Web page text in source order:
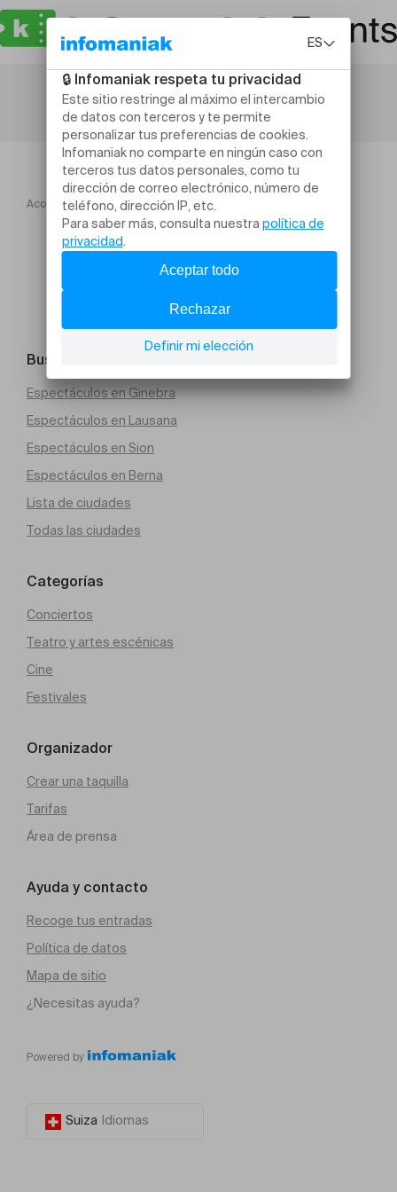
Acogida Petit Black Movie « Ecologie »
Buscar un evento
Espectáculos en Ginebra
Espectáculos en Lausana
Espectáculos en Sion
Espectáculos en Berna
Lista de ciudades
Todas las ciudades
Categorías
Conciertos
Teatro y artes escénicas
Cine
Festivales
Organizador
Crear una taquilla
Tarifas
Área de prensa
Ayuda y contacto
Recoge tus entradas
Política de datos
Mapa de sitio
¿Necesitas ayuda?
Powered by
Suiza Idiomas